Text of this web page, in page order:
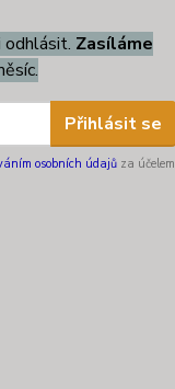
Zasíláme
Přihlásit se
osobních údajů za účelem